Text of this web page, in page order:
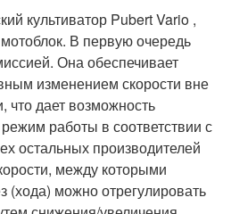
культиватор Pubert Vario ,
В первую очередь
Она обеспечивает
изменением скорости вне
что дает возможность
работы в соответствии с
остальных производителей
между которыми
(хода) можно отрегулировать